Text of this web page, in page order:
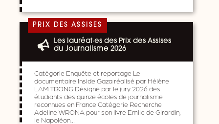
PRIX DES ASSISES
Les lauréat·es des Prix des Assises
du Journalisme 2026
Catégorie Enquête et reportage Le
documentaire Inside Gaza réalisé par Hélène
LAM TRONG Désigné par le jury 2026 des
étudiants des quinze écoles de journalisme
reconnues en France Catégorie Recherche
Adeline WRONA pour son livre Emile de Girardin,
le Napoléon…